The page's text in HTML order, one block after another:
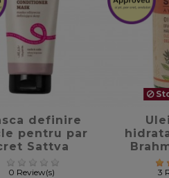
definire
pentru par
Sattva
200ml
0 Review(s) 3